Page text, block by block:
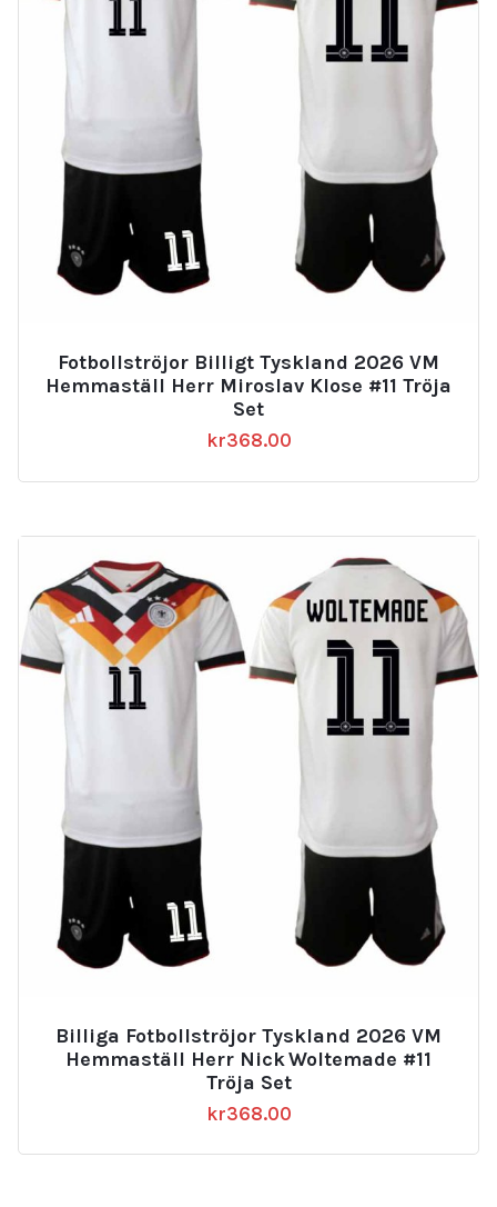
Fotbollströjor Billigt Tyskland 2026 VM
Hemmaställ Herr Miroslav Klose #11 Tröja
Set
kr368.00
Billiga Fotbollströjor Tyskland 2026 VM
Hemmaställ Herr Nick Woltemade #11
Tröja Set
kr368.00